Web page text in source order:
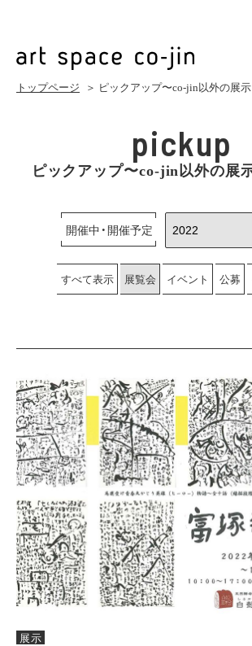
トップページ ＞ ピックアップ〜co-jin以外の展
pickup
ピックアップ〜co-jin以外の展
開催中・開催予定
すべて表示 展覧会 イベント 公募
展示